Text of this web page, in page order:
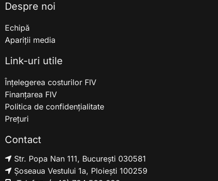
Despre noi
Echipă
Apariții media
Link-uri utile
Înțelegerea costurilor FIV
Finanțarea FIV
Politica de confidențialitate
Prețuri
Contact
Str. Popa Nan 111, București 030581
Șoseaua Vestului 1a, Ploiești 100259